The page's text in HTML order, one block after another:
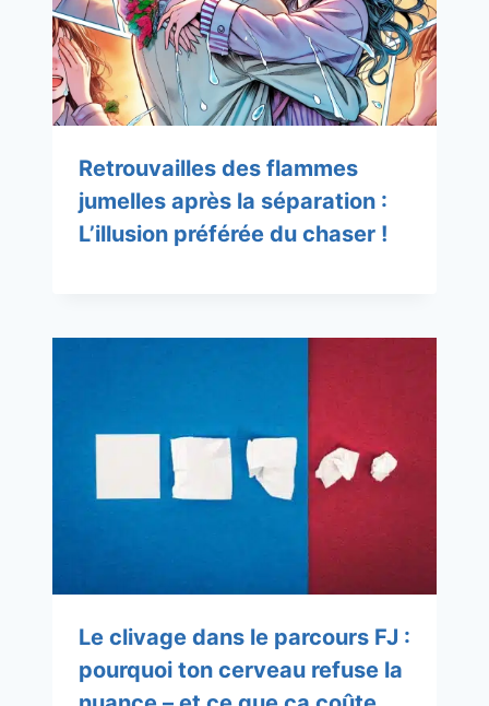
Retrouvailles des flammes
jumelles après la séparation :
L’illusion préférée du chaser !
Le clivage dans le parcours FJ :
pourquoi ton cerveau refuse la